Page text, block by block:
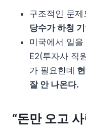
구조적인 문제
당수가 하청
미국에서 일
E2(투자사 직
가 필요한데
잘 안 나온다.
“돈만 오고